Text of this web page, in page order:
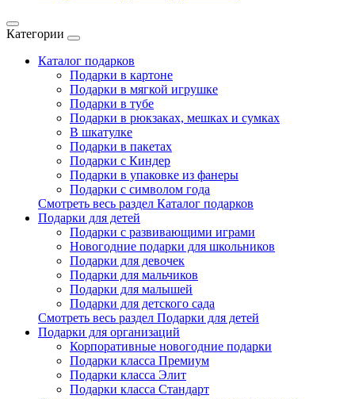
Категории
Каталог подарков
Подарки в картоне
Подарки в мягкой игрушке
Подарки в тубе
Подарки в рюкзаках, мешках и сумках
В шкатулке
Подарки в пакетах
Подарки с Киндер
Подарки в упаковке из фанеры
Подарки с символом года
Смотреть весь раздел Каталог подарков
Подарки для детей
Подарки с развивающими играми
Новогодние подарки для школьников
Подарки для девочек
Подарки для мальчиков
Подарки для малышей
Подарки для детского сада
Смотреть весь раздел Подарки для детей
Подарки для организаций
Корпоративные новогодние подарки
Подарки класса Премиум
Подарки класса Элит
Подарки класса Стандарт